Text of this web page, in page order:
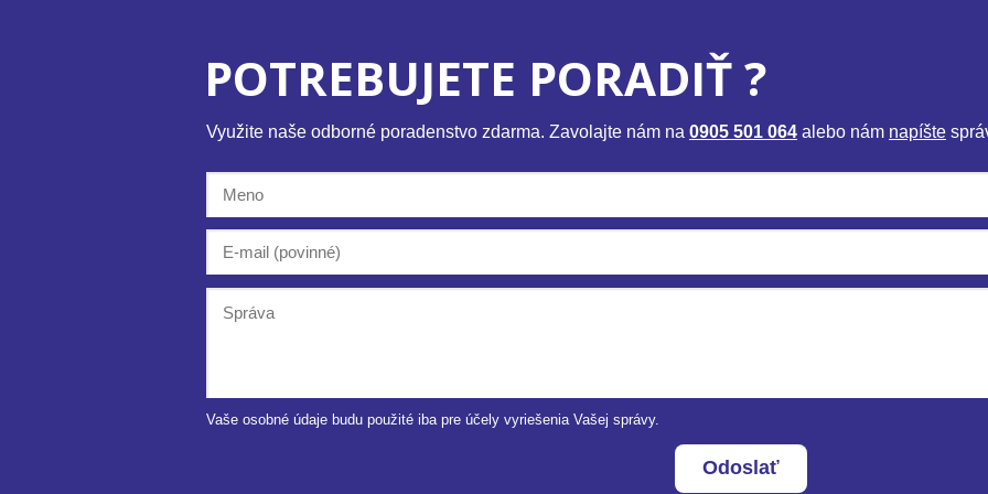
POTREBUJETE PORADIŤ ?
Využite naše odborné poradenstvo zdarma. Zavolajte nám na 0905 501 064 alebo nám napíšte
Vaše osobné údaje budu použité iba pre účely vyriešenia Vašej správy.
Odoslať